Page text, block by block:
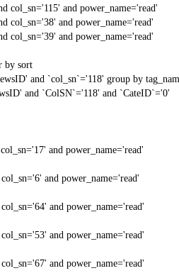
col_sn='115' and power_name='read'
col_sn='38' and power_name='read'
col_sn='39' and power_name='read'
by sort
and `col_sn`='118' group by
and `ColSN`='118' and `CateID`='0'
and power_name='read'
and power_name='read'
and power_name='read'
and power_name='read'
and power_name='read'